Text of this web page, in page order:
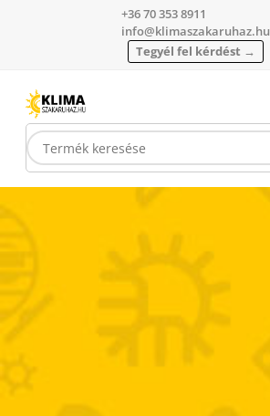
+36 70 353 8911
info@klimaszakaruhaz.hu
Tegyél fel kérdést →